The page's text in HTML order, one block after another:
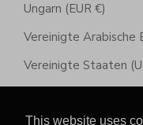
This website uses
Ungarn (EUR €)